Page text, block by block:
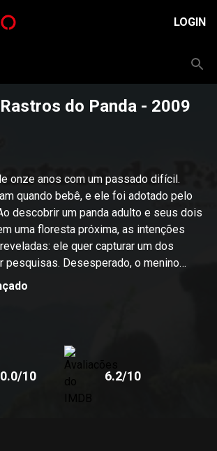
LOGIN
do Panda - 2009
onze anos com um passado difícil.
quando bebê, e ele foi adotado pelo
descobrir um panda adulto e seus dois
uma floresta próxima, as intenções
ele quer capturar um dos
pesquisas. Desesperado, o menino
foge do maligno Lao. Nasce uma
e Lu, mas o menino começa a
devolver o animal para a sua mãe.
0.0/10 6.2/10